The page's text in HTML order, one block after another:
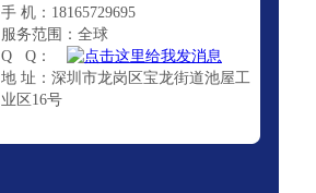
手 机：18165729695
服务范围：全球
Q Q：
地 址：深圳市龙岗区宝龙街道池屋工
业区16号